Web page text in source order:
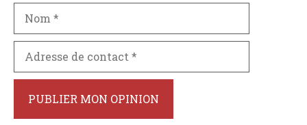
de
contact